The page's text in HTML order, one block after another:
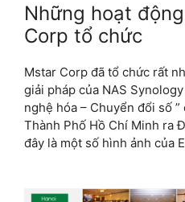
Những hoạt
Corp tổ chức
Mstar Corp đã tổ chức rất
giải pháp của NAS
nghệ hóa – Chuyển đổi số
Thành Phố Hồ Chí Minh ra
đây là một số hình ảnh của